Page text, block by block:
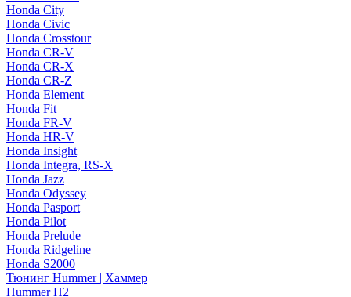
Honda City
Honda Civic
Honda Crosstour
Honda CR-V
Honda CR-X
Honda CR-Z
Honda Element
Honda Fit
Honda FR-V
Honda HR-V
Honda Insight
Honda Integra, RS-X
Honda Jazz
Honda Odyssey
Honda Pasport
Honda Pilot
Honda Prelude
Honda Ridgeline
Honda S2000
Тюнинг Hummer | Хаммер
Hummer H2